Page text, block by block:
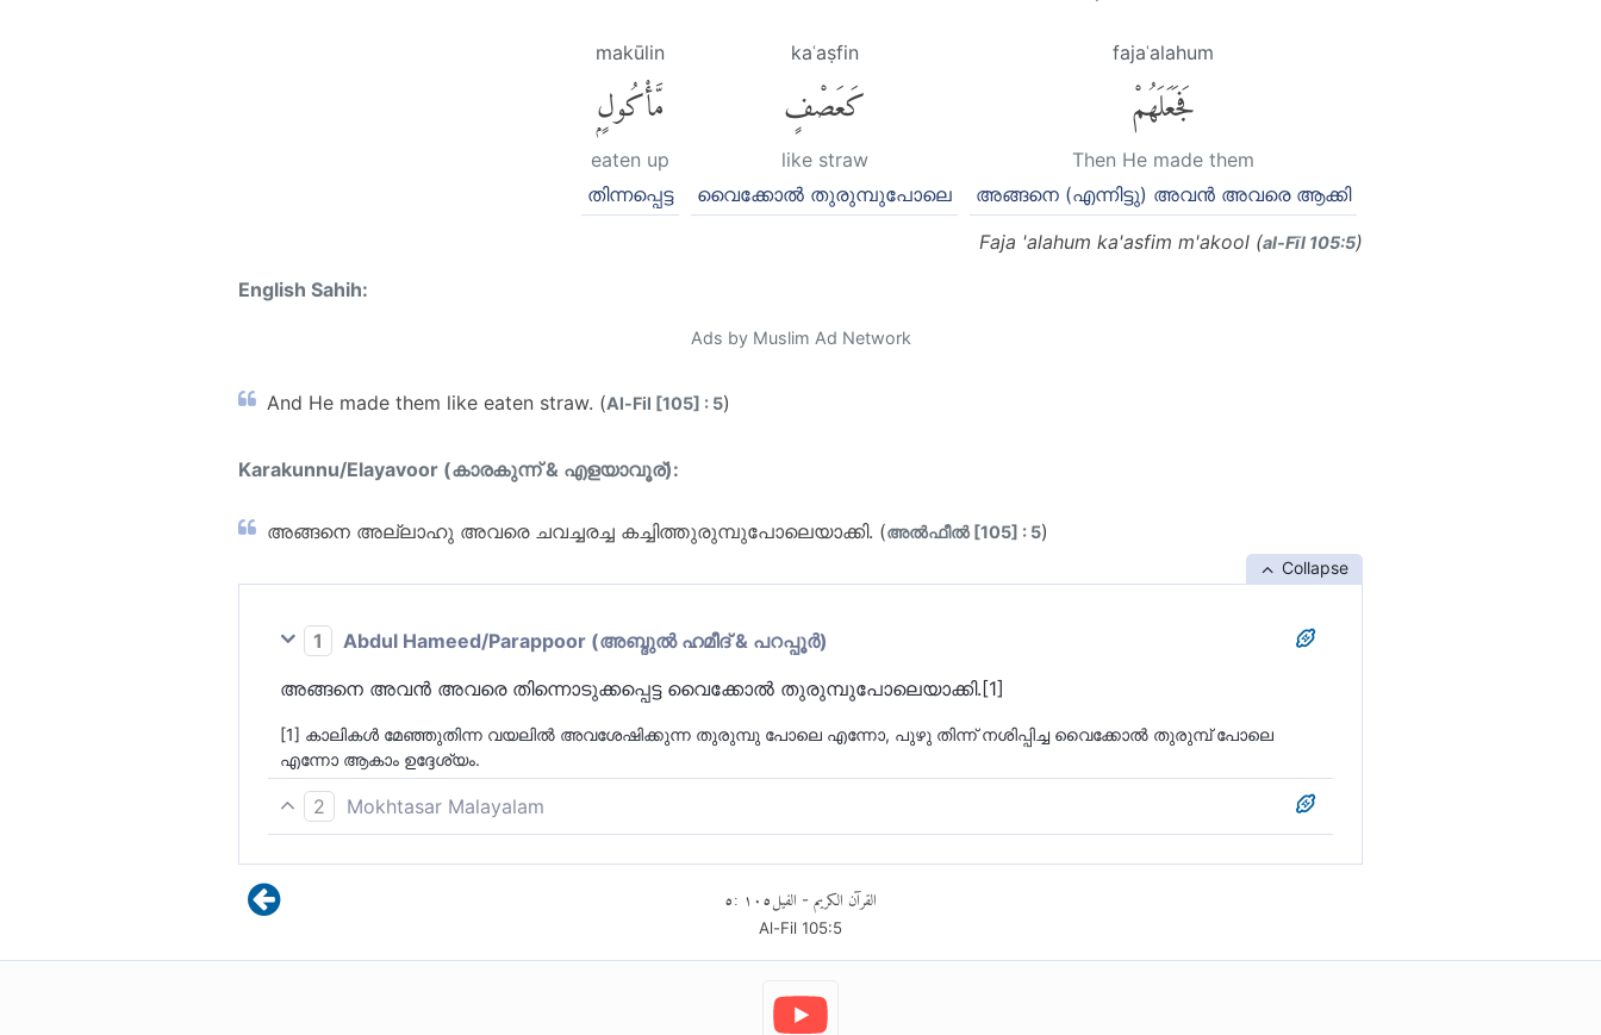
fajaʿalahum
فَجَعَلَهُمْ
Then He made them
അങ്ങനെ (എന്നിട്ടു) അവന്‍ അവരെ ആക്കി
kaʿaṣfin
كَعَصْفٍ
like straw
വൈക്കോല്‍ തുരുമ്പുപോലെ
makūlin
مَّأْكُولٍۭ
eaten up
തിന്നപ്പെട്ട
Faja 'alahum ka'asfim m'akool (al-Fīl 105:5)
English Sahih:
Ads by Muslim Ad Network
And He made them like eaten straw. (Al-Fil [105] : 5)
Karakunnu/Elayavoor (കാരകുന്ന് & എളയാവൂര്):
അങ്ങനെ അല്ലാഹു അവരെ ചവച്ചരച്ച കച്ചിത്തുരുമ്പുപോലെയാക്കി. (അല്‍ഫീല്‍ [105] : 5)
Collapse
1
Abdul Hameed/Parappoor (അബ്ദുല്‍ ഹമീദ് & പറപ്പൂര്‍)
അങ്ങനെ അവന്‍ അവരെ തിന്നൊടുക്കപ്പെട്ട വൈക്കോല്‍ തുരുമ്പുപോലെയാക്കി.[1]
[1] കാലികള്‍ മേഞ്ഞുതിന്ന വയലില്‍ അവശേഷിക്കുന്ന തുരുമ്പു പോലെ എന്നോ, പുഴു തിന്ന് നശിപ്പിച്ച വൈക്കോല്‍ തുരുമ്പ് പോലെ
എന്നോ ആകാം ഉദ്ദേശ്യം.
2
Mokhtasar Malayalam
القرآن الكريم - الفيل١٠٥ :٥
Al-Fil 105:5